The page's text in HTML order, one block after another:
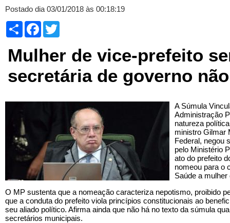
Postado dia 03/01/2018 às 00:18:19
Compartilhar
Facebook
Mulher de vice-prefeito
secretária de governo
A Súmula
Administração
natureza
ministro Gilmar
Federal, negou
pelo Ministério
ato do prefeito
nomeou para o
Saúde a
O MP sustenta que a nomeação caracteriza nepotismo, proibido
que a conduta do prefeito viola princípios constitucionais ao
seu aliado político. Afirma ainda que não há no texto da súmula
secretários municipais.